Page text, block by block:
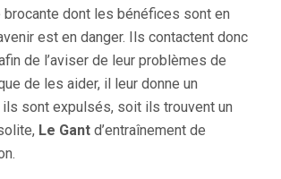
dont les bénéfices sont en
est en danger. Ils contactent donc
de l’aviser de leur problèmes de
de les aider, il leur donne un
sont expulsés, soit ils trouvent un
Le Gant d’entraînement de